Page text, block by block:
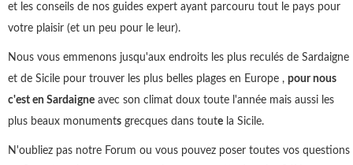
et les conseils de nos guides expert ayant parcouru tout le pays pour
votre plaisir (et un peu pour le leur).
Nous vous emmenons jusqu'aux endroits les plus reculés de Sardaigne
et de Sicile pour trouver les plus belles plages en Europe , pour nous
c'est en Sardaigne avec son climat doux toute l'année mais aussi les
plus beaux monuments grecques dans toute la Sicile.
N'oubliez pas notre Forum ou vous pouvez poser toutes vos questions